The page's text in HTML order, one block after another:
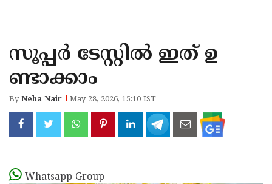
KANNUR
KASARAGOD
സൂപ്പർ ടേസ്റ്റിൽ ഇത് ഉ
ണ്ടാക്കാം
ByNeha Nair May 28, 2026, 15:10 IST
Whatsapp Group